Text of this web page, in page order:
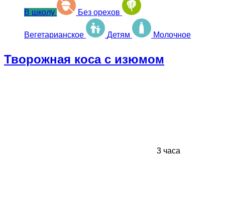
В школу Без орехов
Вегетарианское Детям Молочное
Творожная коса с изюмом
3 часа